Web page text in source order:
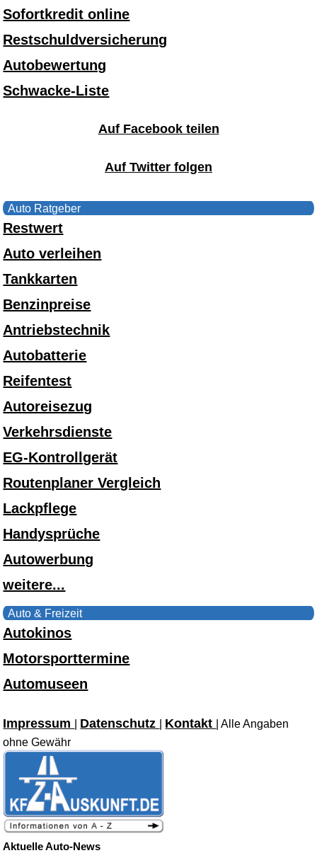
Sofortkredit online
Restschuldversicherung
Autobewertung
Schwacke-Liste
Auf Facebook teilen
Auf Twitter folgen
Auto Ratgeber
Restwert
Auto verleihen
Tankkarten
Benzinpreise
Antriebstechnik
Autobatterie
Reifentest
Autoreisezug
Verkehrsdienste
EG-Kontrollgerät
Routenplaner Vergleich
Lackpflege
Handysprüche
Autowerbung
weitere...
Auto & Freizeit
Autokinos
Motorsporttermine
Automuseen
Impressum Datenschutz Kontakt
| Alle Angaben
ohne Gewähr
Aktuelle Auto-News